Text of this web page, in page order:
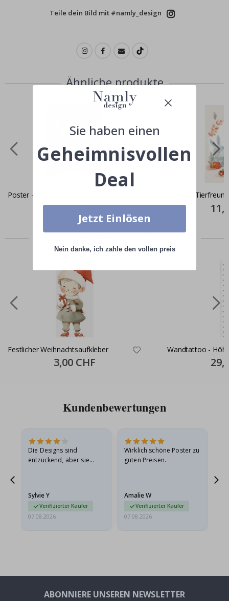
Teile dein Bild mit #namly_design
Ähnliche produkte
Poster - Hase im Weltraum
Special
11,00 CHF
Poster -
Price
Zusammen gekaufte Produkte
Festlicher Weihnachtsaufkleber
Special
Price
3,00 CHF
Wandtattoo -
Price
Kundenbewertungen
Die Designs sind
entzückend, aber sie
sie…
Sylvie Y
Verifizierter Käufer
07.08.2026
Wirklich schöne Poster zu
guten Preisen.
Amalie W
Verifizierter Käufer
07.08.2026
ABONNIERE UNSEREN NEWSLETTER
Sie haben einen
Geheimnisvollen
Deal
Jetzt Einlösen
Nein danke, ich zahle den vollen preis